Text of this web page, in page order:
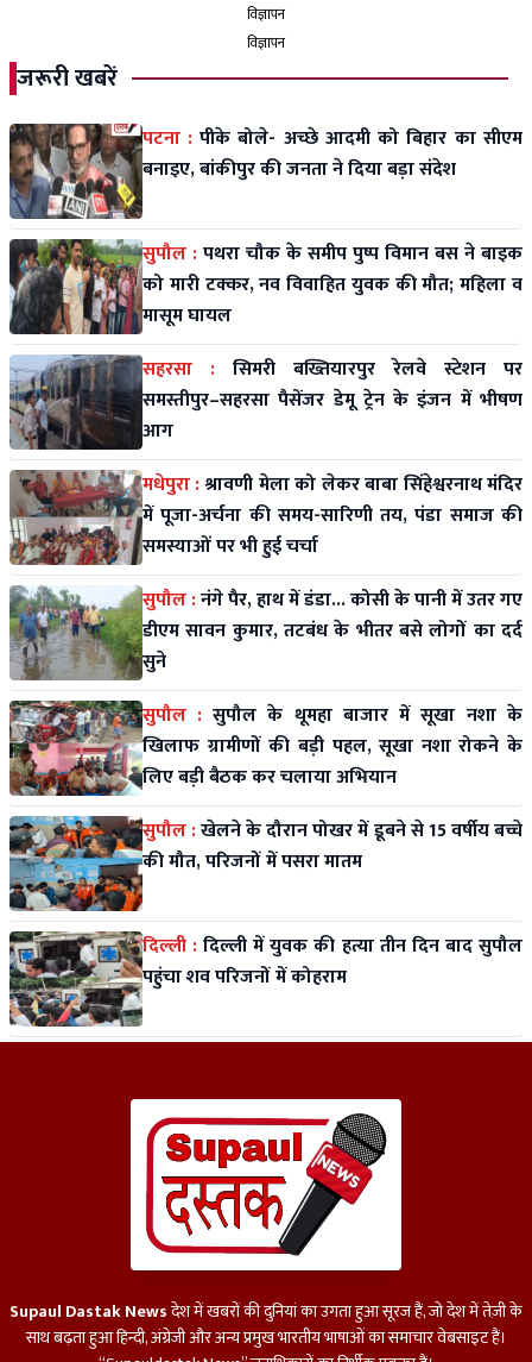
विज्ञापन
विज्ञापन
जरूरी खबरें
पटना : पीके बोले- अच्छे आदमी को बिहार का सीएम
बनाइए, बांकीपुर की जनता ने दिया बड़ा संदेश
सुपौल :पथरा चौक के समीप पुष्प विमान बस ने बाइक
को मारी टक्कर, नव विवाहित युवक की मौत; महिला व
मासूम घायल
सहरसा : सिमरी बख्तियारपुर रेलवे स्टेशन पर
समस्तीपुर–सहरसा पैसेंजर डेमू ट्रेन के इंजन में भीषण
आग
मधेपुरा :श्रावणी मेला को लेकर बाबा सिंहेश्वरनाथ मंदिर
में पूजा-अर्चना की समय-सारिणी तय, पंडा समाज की
समस्याओं पर भी हुई चर्चा
सुपौल :नंगे पैर, हाथ में डंडा... कोसी के पानी में उतर गए
डीएम सावन कुमार, तटबंध के भीतर बसे लोगों का दर्द
सुने
सुपौल : सुपौल के थूमहा बाजार में सूखा नशा के
खिलाफ ग्रामीणों की बड़ी पहल, सूखा नशा रोकने के
लिए बड़ी बैठक कर चलाया अभियान
सुपौल :खेलने के दौरान पोखर में डूबने से 15 वर्षीय बच्चे
की मौत, परिजनों में पसरा मातम
दिल्ली :दिल्ली में युवक की हत्या तीन दिन बाद सुपौल
पहुंचा शव परिजनों में कोहराम
Supaul Dastak Newsदेश में खबरों की दुनियां का उगता हुआ सूरज हैं, जो देश में तेज़ी के
साथ बढ़ता हुआ हिन्दी, अंग्रेजी और अन्य प्रमुख भारतीय भाषाओं का समाचार वेबसाइट हैं।